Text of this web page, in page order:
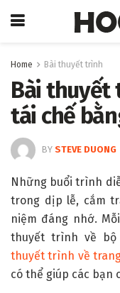
Home Bài thuyết trình
Bài thuyết
tái chế
BY STEVE DUONG
Những buổi trình
trong dịp lễ, cắm
niệm đáng nhớ.
thuyết trình về bộ
thuyết trình về
có thể giúp các bạn